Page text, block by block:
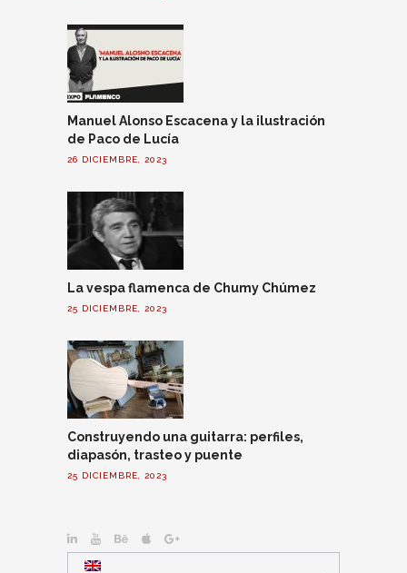
Manuel Alonso Escacena y la ilustración
de Paco de Lucía
26 DICIEMBRE, 2023
La vespa flamenca de Chumy Chúmez
25 DICIEMBRE, 2023
Construyendo una guitarra: perfiles,
diapasón, trasteo y puente
25 DICIEMBRE, 2023